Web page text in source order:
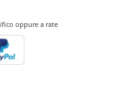
oppure a rate